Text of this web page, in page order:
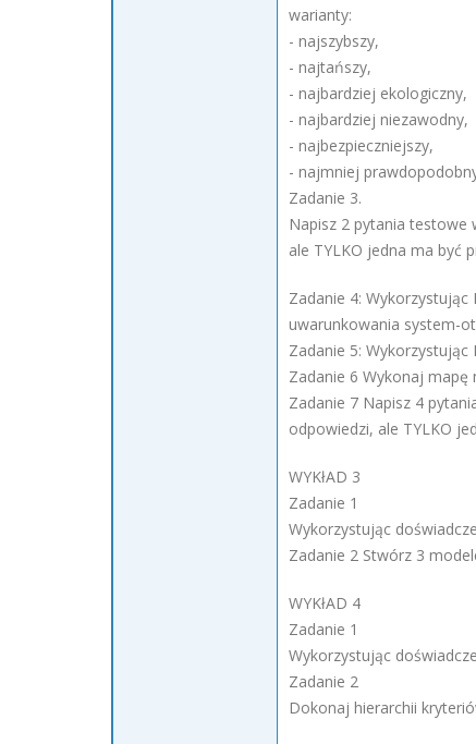
warianty:
- najszybszy,
- najtańszy,
- najbardziej ekologiczny,
- najbardziej niezawodny,
- najbezpieczniejszy,
- najmniej
Zadanie 3.
Napisz 2 pytania testowe
ale TYLKO jedna ma być
Zadanie 4:
uwarunkowania system-
Zadanie 5: Wykorzystując
Zadanie 6 Wykonaj
Zadanie 7 Napisz 4
odpowiedzi, ale TYLKO
WYKłAD 3
Zadanie 1
Wykorzystując
Zadanie 2 Stwórz 3
WYKłAD 4
Zadanie 1
Wykorzystując
Zadanie 2
Dokonaj hierarchii